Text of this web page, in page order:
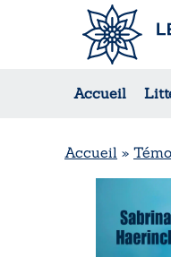
Accueil
Accueil »